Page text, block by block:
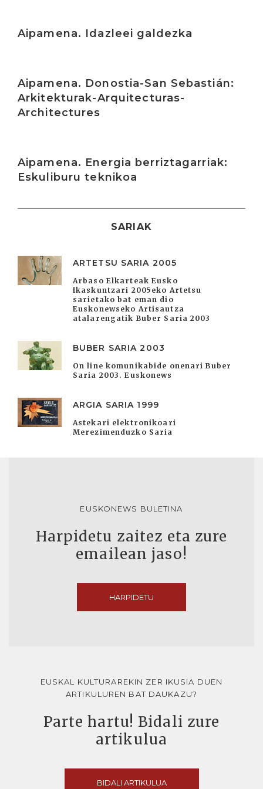
Aipamena. Idazleei galdezka
Aipamena. Donostia-San Sebastián:
Arkitekturak-Arquitecturas-
Architectures
Aipamena. Energia berriztagarriak:
Eskuliburu teknikoa
SARIAK
ARTETSU SARIA 2005
Arbaso Elkarteak Eusko
Ikaskuntzari 2005eko Artetsu
sarietako bat eman dio
Euskonewseko Artisautza
atalarengatik Buber Saria 2003
BUBER SARIA 2003
On line komunikabide onenari Buber
Saria 2003. Euskonews
ARGIA SARIA 1999
Astekari elektronikoari
Merezimenduzko Saria
EUSKONEWS BULETINA
Harpidetu zaitez eta zure
emailean jaso!
HARPIDETU
EUSKAL KULTURAREKIN ZER IKUSIA DUEN
ARTIKULUREN BAT DAUKAZU?
Parte hartu! Bidali zure
artikulua
BIDALI ARTIKULUA